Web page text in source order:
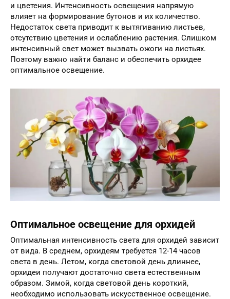
и цветения. Интенсивность освещения напрямую
влияет на формирование бутонов и их количество.
Недостаток света приводит к вытягиванию листьев,
отсутствию цветения и ослаблению растения. Слишком
интенсивный свет может вызвать ожоги на листьях.
Поэтому важно найти баланс и обеспечить орхидее
оптимальное освещение.
Оптимальное освещение для орхидей
Оптимальная интенсивность света для орхидей зависит
от вида. В среднем, орхидеям требуется 12-14 часов
света в день. Летом, когда световой день длиннее,
орхидеи получают достаточно света естественным
образом. Зимой, когда световой день короткий,
необходимо использовать искусственное освещение.